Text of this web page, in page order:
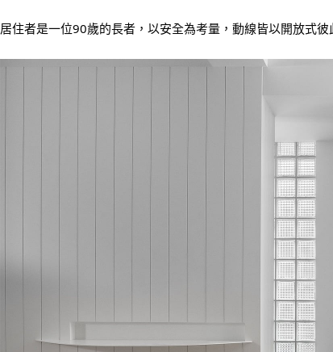
居住者是一位90歲的長者，以安全為考量，動線皆以開放式彼